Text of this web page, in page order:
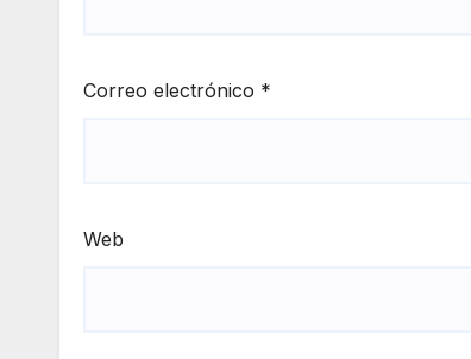
Correo electrónico *
Web